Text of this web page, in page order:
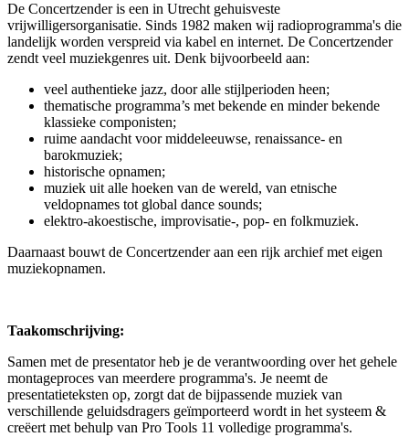
De Concertzender is een in Utrecht gehuisveste
vrijwilligersorganisatie. Sinds 1982 maken wij radioprogramma's die
landelijk worden verspreid via kabel en internet. De Concertzender
zendt veel muziekgenres uit. Denk bijvoorbeeld aan:
veel authentieke jazz, door alle stijlperioden heen;
thematische programma’s met bekende en minder bekende
klassieke componisten;
ruime aandacht voor middeleeuwse, renaissance- en
barokmuziek;
historische opnamen;
muziek uit alle hoeken van de wereld, van etnische
veldopnames tot global dance sounds;
elektro-akoestische, improvisatie-, pop- en folkmuziek.
Daarnaast bouwt de Concertzender aan een rijk archief met eigen
muziekopnamen.
Taakomschrijving:
Samen met de presentator heb je de verantwoording over het gehele
montageproces van meerdere programma's. Je neemt de
presentatieteksten op, zorgt dat de bijpassende muziek van
verschillende geluidsdragers geïmporteerd wordt in het systeem &
creëert met behulp van Pro Tools 11 volledige programma's.